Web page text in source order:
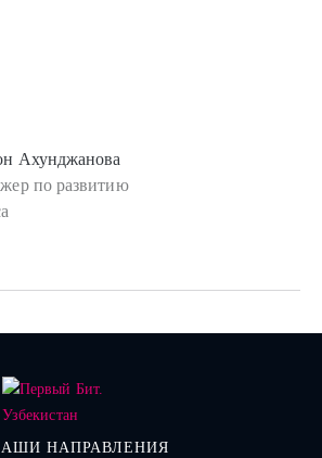
Ахунджанова
по развитию
НАПРАВЛЕНИЯ